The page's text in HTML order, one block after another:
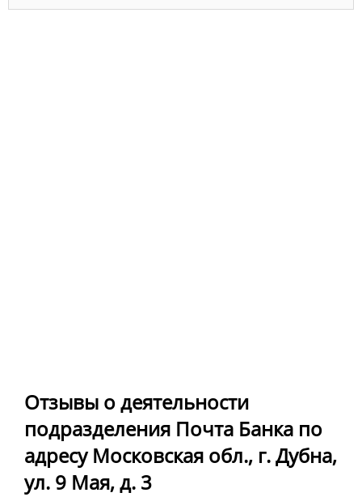
Отзывы о деятельности
подразделения Почта Банка по
адресу Московская обл., г. Дубна,
ул. 9 Мая, д. 3